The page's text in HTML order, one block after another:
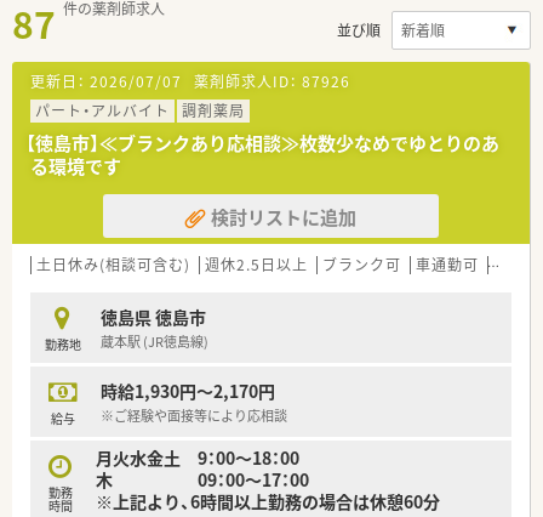
87 件の薬剤師求人
並び順
更新日： 2026/07/07 薬剤師求人ID： 87926
パート・アルバイト
調剤薬局
【徳島市】≪ブランクあり応相談≫枚数少なめでゆとりのあ
る環境です
検討リストに追加
土日休み(相談可含む) 週休2.5日以上 ブランク可 車通勤可 教育
勤務地
徳島県 徳島市
蔵本駅 (JR徳島線)
給与
時給1,930円～2,170円
※ご経験や面接等により応相談
勤務
時間
月火水金土 9：00～18：00
木 09：00～17：00
※上記より、6時間以上勤務の場合は休憩60分